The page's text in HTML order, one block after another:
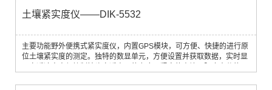
土壤紧实度仪——DIK-5532
主要功能野外便携式紧实度仪，内置GPS模块，可方便、快捷的进行原
位土壤紧实度的测定。独特的数显单元，方便设置并获取数据，实时显
地方式。应用领域测定不同类型及处理下土壤的紧实度，应用于农学、